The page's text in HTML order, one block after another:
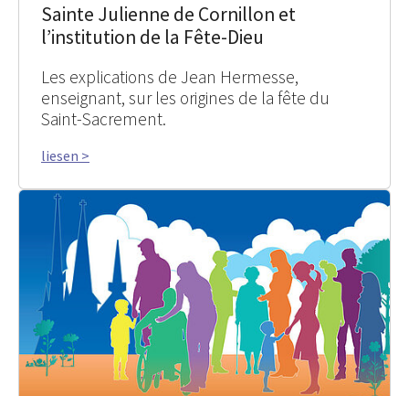
Sainte Julienne de Cornillon et
l’institution de la Fête-Dieu
Les explications de Jean Hermesse,
enseignant, sur les origines de la fête du
Saint-Sacrement.
liesen >